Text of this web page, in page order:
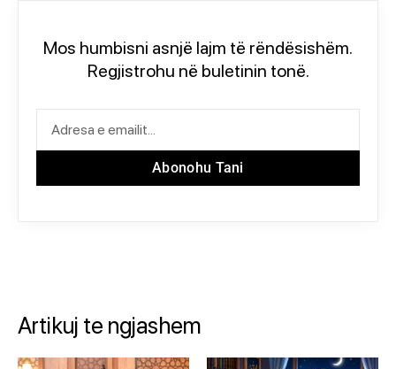
Mos humbisni asnjë lajm të rëndësishëm.
Regjistrohu në buletinin tonë.
Abonohu Tani
Artikuj te ngjashem